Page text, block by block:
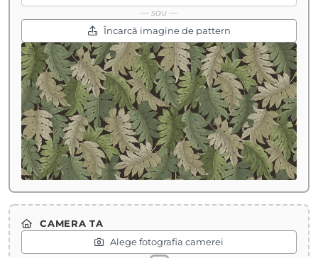
— sau —
Încarcă imagine de pattern
CAMERA TA
Alege fotografia camerei